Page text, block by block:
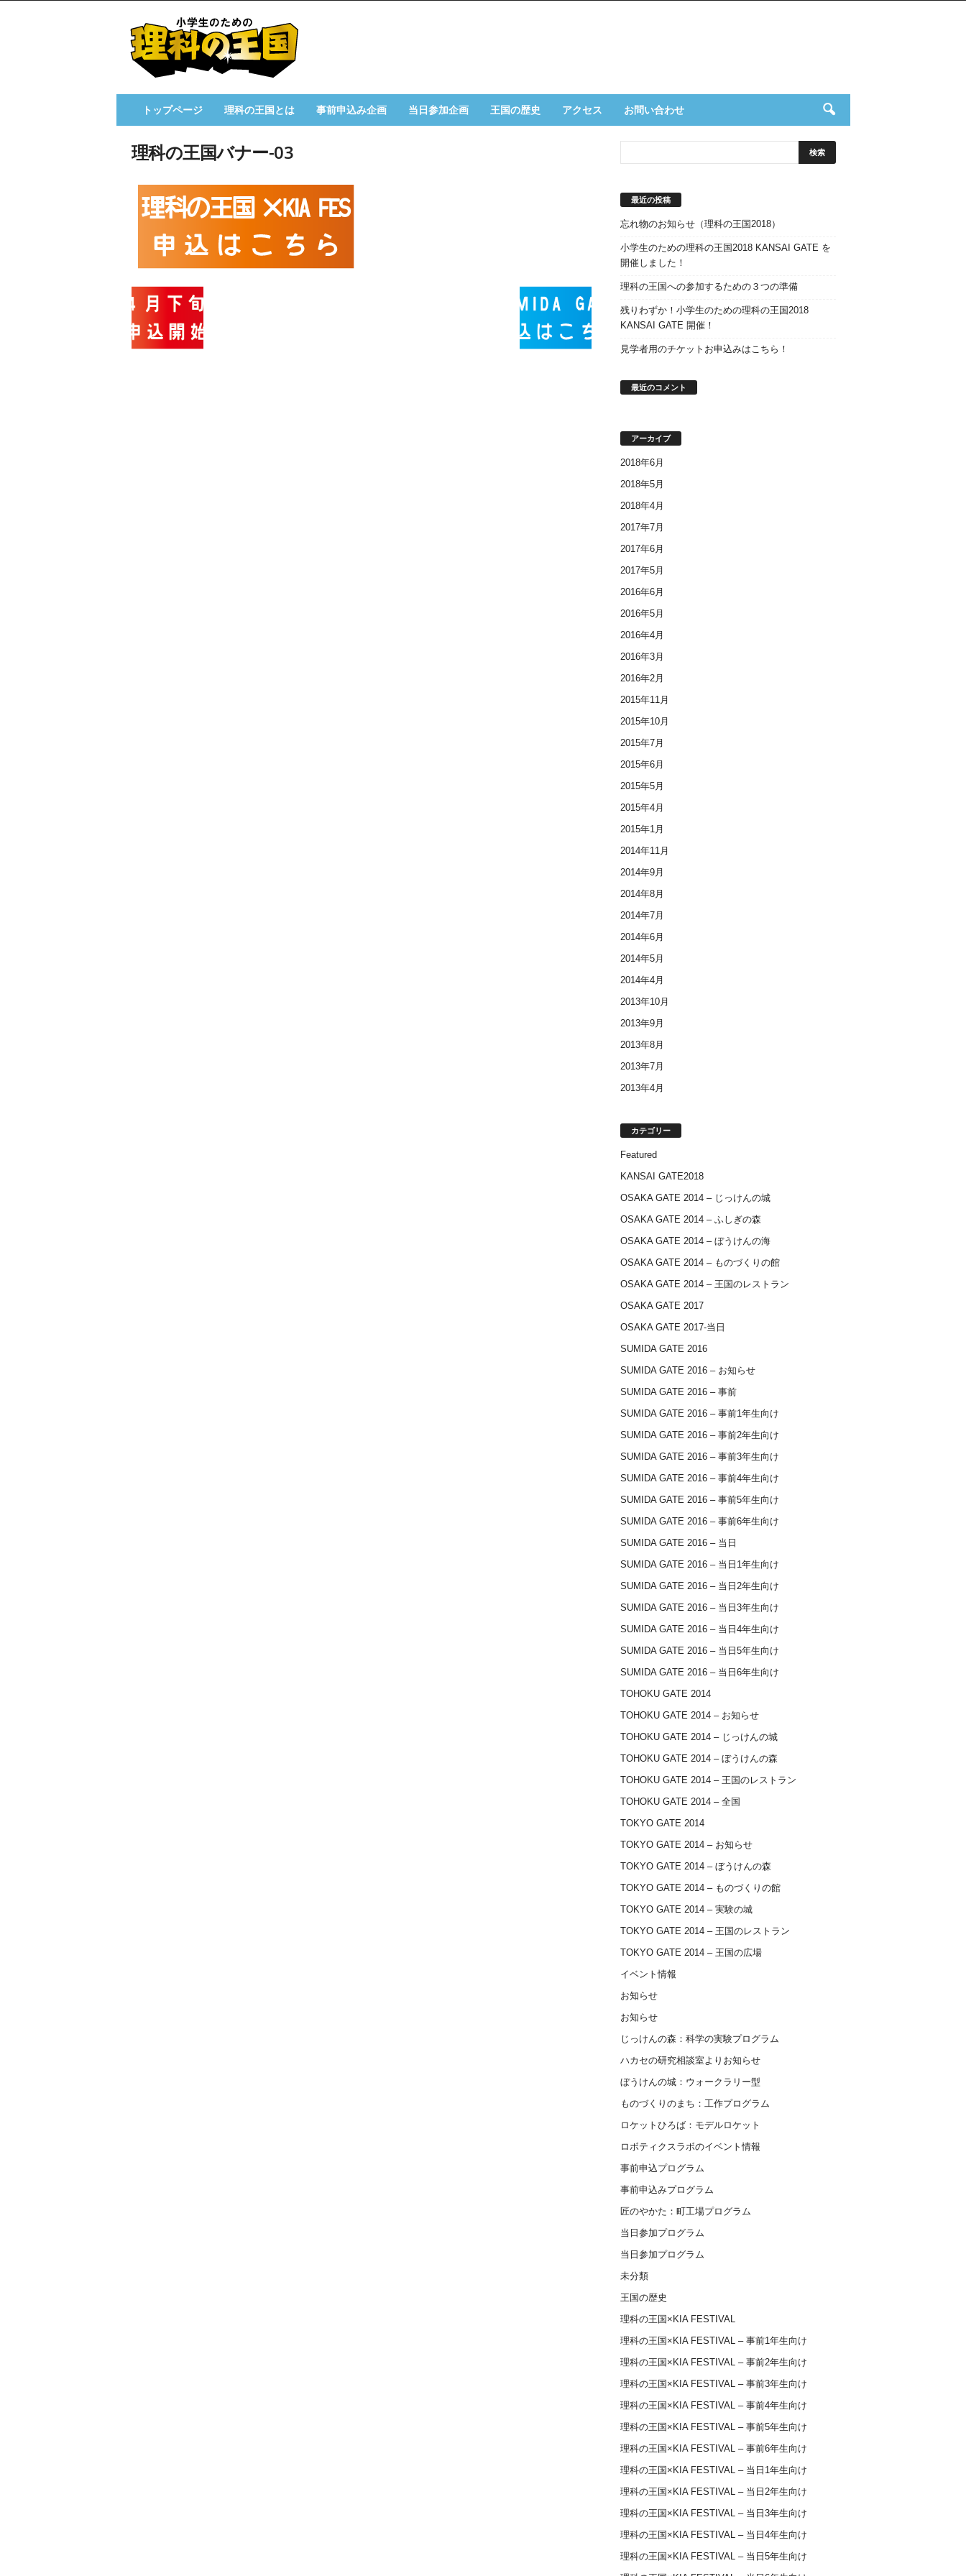
トップページ 理科の王国とは 事前申込み企画 当日参加企画 王国の歴史 アクセス お問い合わせ
理科の王国バナー-03
最近の投稿
忘れ物のお知らせ（理科の王国2018）
小学生のための理科の王国2018 KANSAI GATE を
開催しました！
理科の王国への参加するための３つの準備
残りわずか！小学生のための理科の王国2018
KANSAI GATE 開催！
見学者用のチケットお申込みはこちら！
最近のコメント
アーカイブ
2018年6月
2018年5月
2018年4月
2017年7月
2017年6月
2017年5月
2016年6月
2016年5月
2016年4月
2016年3月
2016年2月
2015年11月
2015年10月
2015年7月
2015年6月
2015年5月
2015年4月
2015年1月
2014年11月
2014年9月
2014年8月
2014年7月
2014年6月
2014年5月
2014年4月
2013年10月
2013年9月
2013年8月
2013年7月
2013年4月
カテゴリー
Featured
KANSAI GATE2018
OSAKA GATE 2014 – じっけんの城
OSAKA GATE 2014 – ふしぎの森
OSAKA GATE 2014 – ぼうけんの海
OSAKA GATE 2014 – ものづくりの館
OSAKA GATE 2014 – 王国のレストラン
OSAKA GATE 2017
OSAKA GATE 2017-当日
SUMIDA GATE 2016
SUMIDA GATE 2016 – お知らせ
SUMIDA GATE 2016 – 事前
SUMIDA GATE 2016 – 事前1年生向け
SUMIDA GATE 2016 – 事前2年生向け
SUMIDA GATE 2016 – 事前3年生向け
SUMIDA GATE 2016 – 事前4年生向け
SUMIDA GATE 2016 – 事前5年生向け
SUMIDA GATE 2016 – 事前6年生向け
SUMIDA GATE 2016 – 当日
SUMIDA GATE 2016 – 当日1年生向け
SUMIDA GATE 2016 – 当日2年生向け
SUMIDA GATE 2016 – 当日3年生向け
SUMIDA GATE 2016 – 当日4年生向け
SUMIDA GATE 2016 – 当日5年生向け
SUMIDA GATE 2016 – 当日6年生向け
TOHOKU GATE 2014
TOHOKU GATE 2014 – お知らせ
TOHOKU GATE 2014 – じっけんの城
TOHOKU GATE 2014 – ぼうけんの森
TOHOKU GATE 2014 – 王国のレストラン
TOHOKU GATE 2014 – 全国
TOKYO GATE 2014
TOKYO GATE 2014 – お知らせ
TOKYO GATE 2014 – ぼうけんの森
TOKYO GATE 2014 – ものづくりの館
TOKYO GATE 2014 – 実験の城
TOKYO GATE 2014 – 王国のレストラン
TOKYO GATE 2014 – 王国の広場
イベント情報
お知らせ
お知らせ
じっけんの森：科学の実験プログラム
ハカセの研究相談室よりお知らせ
ぼうけんの城：ウォークラリー型
ものづくりのまち：工作プログラム
ロケットひろば：モデルロケット
ロボティクスラボのイベント情報
事前申込プログラム
事前申込みプログラム
匠のやかた：町工場プログラム
当日参加プログラム
当日参加プログラム
未分類
王国の歴史
理科の王国×KIA FESTIVAL
理科の王国×KIA FESTIVAL – 事前1年生向け
理科の王国×KIA FESTIVAL – 事前2年生向け
理科の王国×KIA FESTIVAL – 事前3年生向け
理科の王国×KIA FESTIVAL – 事前4年生向け
理科の王国×KIA FESTIVAL – 事前5年生向け
理科の王国×KIA FESTIVAL – 事前6年生向け
理科の王国×KIA FESTIVAL – 当日1年生向け
理科の王国×KIA FESTIVAL – 当日2年生向け
理科の王国×KIA FESTIVAL – 当日3年生向け
理科の王国×KIA FESTIVAL – 当日4年生向け
理科の王国×KIA FESTIVAL – 当日5年生向け